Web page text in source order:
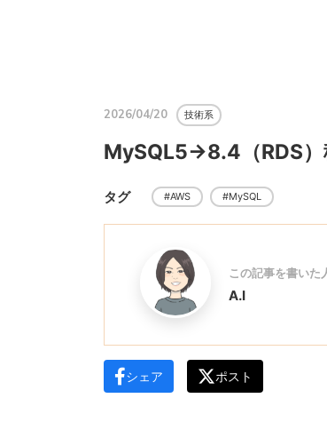
2026/04/20 技術系
MySQL5→8.4（RDS）
タグ #AWS #MySQL
この記事を書いた
A.I
シェア ポスト